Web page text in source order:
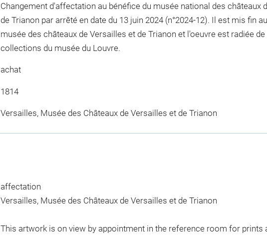
Changement d'affectation au bénéfice du musée national des châteaux
de Trianon par arrêté en date du 13 juin 2024 (n°2024-12). Il est mis fin
musée des châteaux de Versailles et de Trianon et l'oeuvre est radiée
collections du musée du Louvre.
achat
1814
Versailles, Musée des Châteaux de Versailles et de Trianon
affectation
Versailles, Musée des Châteaux de Versailles et de Trianon
This artwork is on view by appointment in the reference room for prints